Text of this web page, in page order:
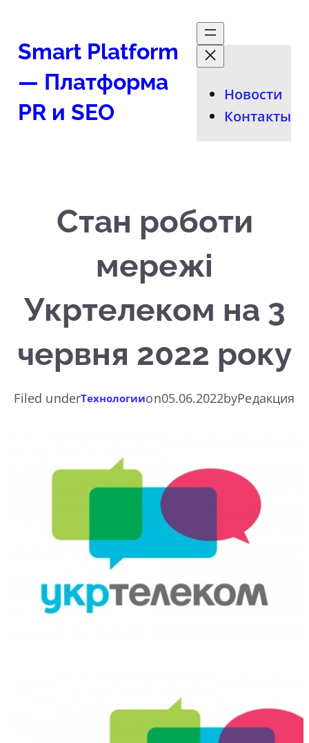
содержимому
Smart Platform
— Платформа
PR и SEO
Новости
Контакты
Стан роботи
мережі
Укртелеком на 3
червня 2022 року
Filed underТехнологииon05.06.2022byРедакция